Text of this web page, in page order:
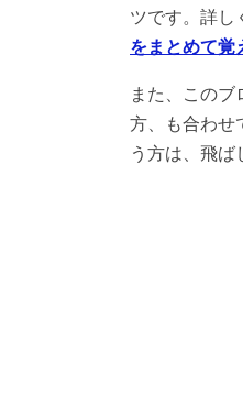
ツです。詳し
をまとめて覚
また、この
方、も合わせ
う方は、飛ば